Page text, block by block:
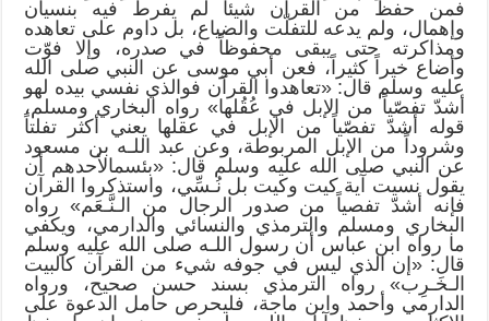
فمن حفظ من القرآن شيئاً لم يفرط فيه بنسيان
وإهمال، ولم يدعه للتفلّت والضياع، بل داوم على تعاهده
ومذاكرته حتى يبقى محفوظاً في صدره، وإلا فوّت
وأضاع خيراً كثيراً، فعن أبي موسى عن النبي صلى الله
عليه وسلم قال: «تعاهدوا القرآن فوالذي نفسي بيده لهو
أشدّ تفصّياً من الإبل في عُقُلها» رواه البخاري ومسلم،
قوله أشدّ تفصّياً من الإبل في عقلها يعني أكثر تفلتاً
وشروداً من الإبل المربوطة، وعن عبد اللـه بن مسعود
عن النبي صلى الله عليه وسلم قال: «بئسمالأحدهم أن
يقول نسيت آية كيت وكيت بل نُـسِّي، واستذكروا القرآن
فإنه أشدّ تفصياً من صدور الرجال من الـنَّـعَم» رواه
البخاري ومسلم والترمذي والنسائي والدارمي، ويكفي
ما رواه ابن عباس أن رسول اللـه صلى الله عليه وسلم
قال: «إن الذي ليس في جوفه شيء من القرآن كالبيت
الـخَـرِب» رواه الترمذي بسند حسن صحيح، ورواه
الدارمي وأحمد وابن ماجة، فليحرص حامل الدعوة على